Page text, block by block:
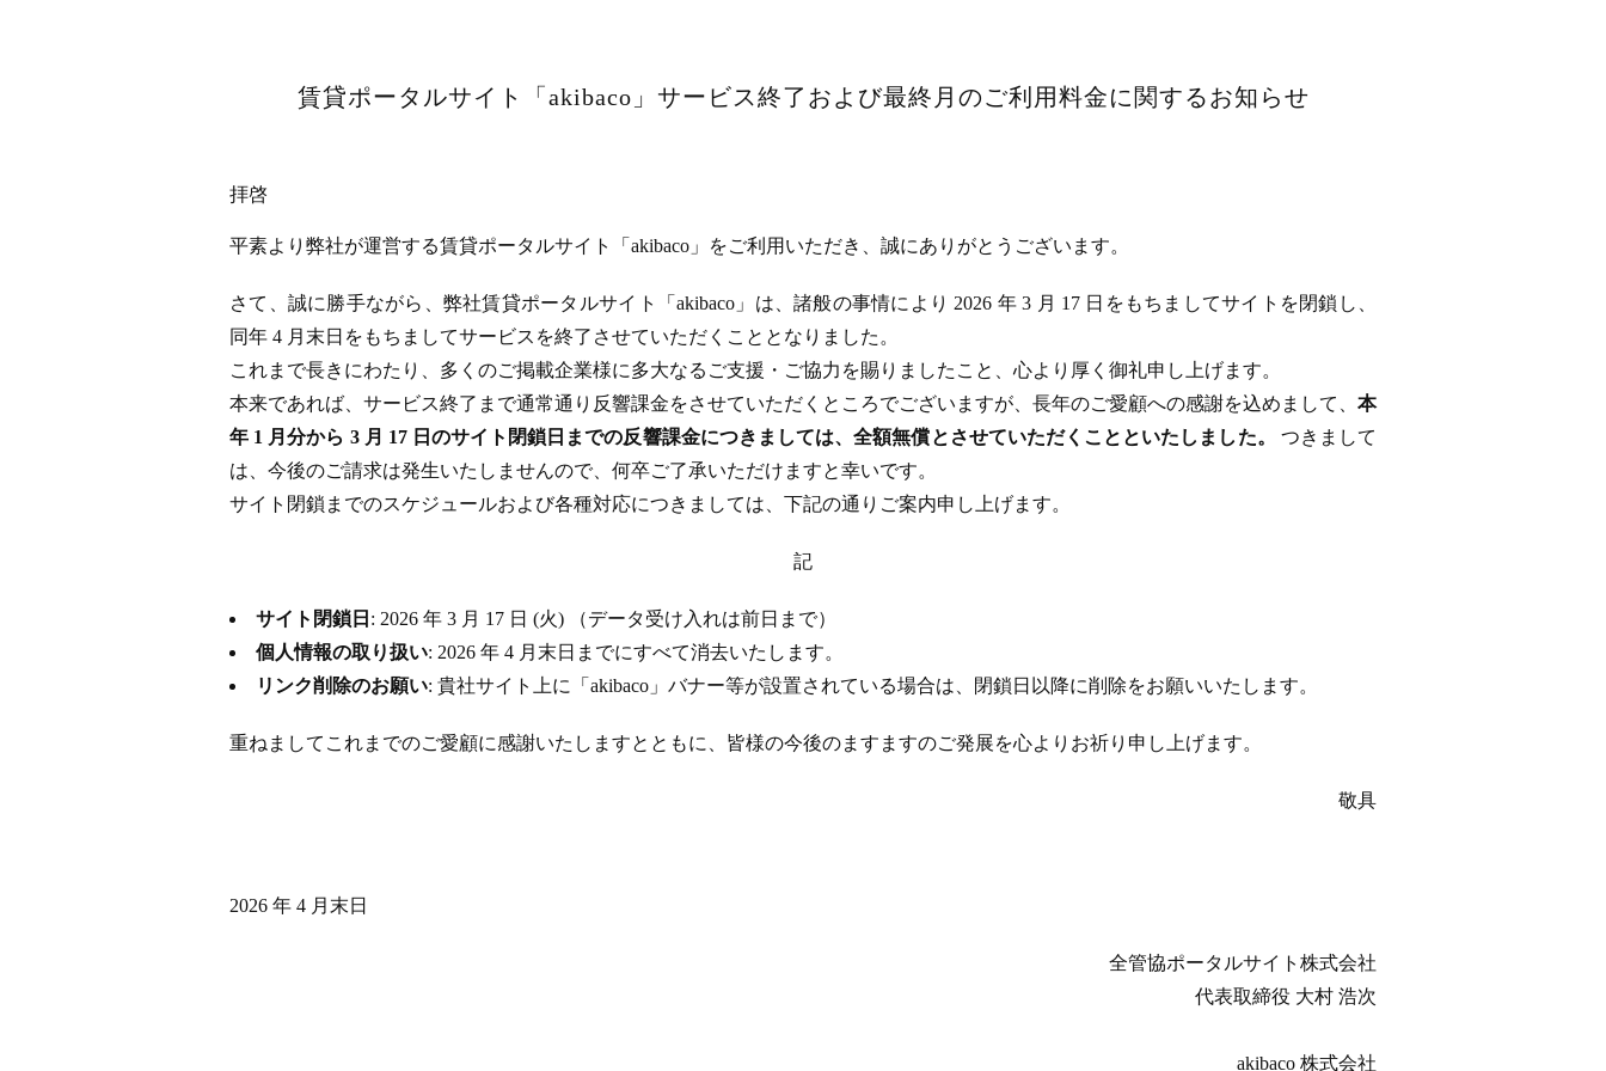
賃貸ポータルサイト「akibaco」サービス終了および最終月のご利用料金に関するお知らせ
拝啓
平素より弊社が運営する賃貸ポータルサイト「akibaco」をご利用いただき、誠にありがとうございます。
さて、誠に勝手ながら、弊社賃貸ポータルサイト「akibaco」は、諸般の事情により 2026 年 3 月 17 日をもちましてサイトを閉鎖し、
同年 4 月末日をもちましてサービスを終了させていただくこととなりました。
これまで長きにわたり、多くのご掲載企業様に多大なるご支援・ご協力を賜りましたこと、心より厚く御礼申し上げます。
本来であれば、サービス終了まで通常通り反響課金をさせていただくところでございますが、長年のご愛顧への感謝を込めまして、 本
年 1 月分から 3 月 17 日のサイト閉鎖日までの反響課金につきましては、全額無償とさせていただくことといたしました。 つきまして
は、今後のご請求は発生いたしませんので、何卒ご了承いただけますと幸いです。
サイト閉鎖までのスケジュールおよび各種対応につきましては、下記の通りご案内申し上げます。
記
サイト閉鎖日 : 2026 年 3 月 17 日 (火) （データ受け入れは前日まで）
個人情報の取り扱い: 2026 年 4 月末日までにすべて消去いたします。
リンク削除のお願い: 貴社サイト上に「akibaco」バナー等が設置されている場合は、閉鎖日以降に削除をお願いいたします。
重ねましてこれまでのご愛顧に感謝いたしますとともに、皆様の今後のますますのご発展を心よりお祈り申し上げます。
敬具
2026 年 4 月末日
全管協ポータルサイト株式会社
代表取締役 大村 浩次
akibaco 株式会社